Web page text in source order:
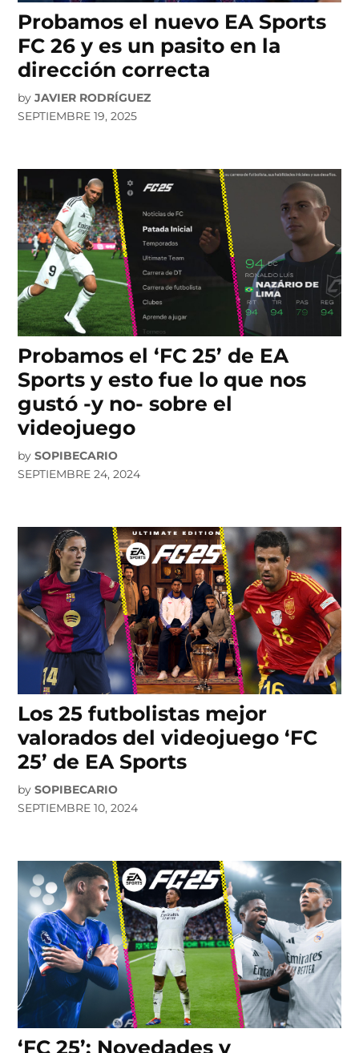
Probamos el nuevo EA Sports
FC 26 y es un pasito en la
dirección correcta
by JAVIER RODRÍGUEZ
SEPTIEMBRE 19, 2025
Probamos el ‘FC 25’ de EA
Sports y esto fue lo que nos
gustó -y no- sobre el
videojuego
by SOPIBECARIO
SEPTIEMBRE 24, 2024
Los 25 futbolistas mejor
valorados del videojuego ‘FC
25’ de EA Sports
by SOPIBECARIO
SEPTIEMBRE 10, 2024
‘FC 25’: Novedades y